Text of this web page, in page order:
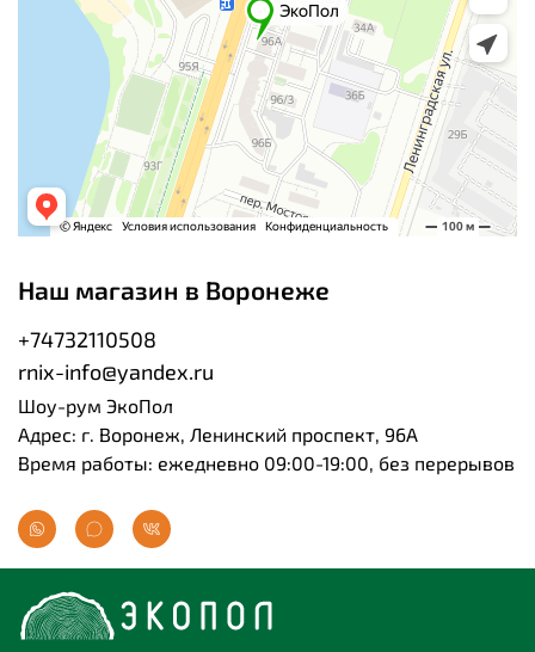
Наш магазин в Воронеже
+74732110508
rnix-info@yandex.ru
Шоу-рум ЭкоПол
Адрес: г. Воронеж, Ленинский проспект, 96А
Время работы: ежедневно 09:00-19:00, без перерывов